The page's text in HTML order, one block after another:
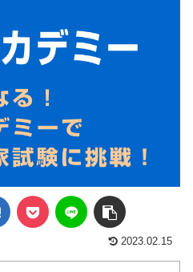
2023.02.15